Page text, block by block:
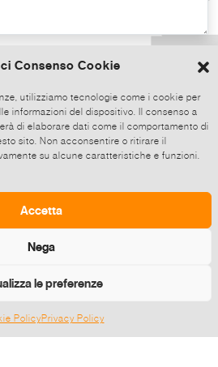
Consenso Cookie
utilizziamo tecnologie come i cookie per
informazioni del dispositivo. Il consenso a
di elaborare dati come il comportamento di
sito. Non acconsentire o ritirare il
su alcune caratteristiche e funzioni.
Accetta
Nega
le preferenze
PolicyPrivacy Policy
Copy the text
click and then
at a time to share
Send